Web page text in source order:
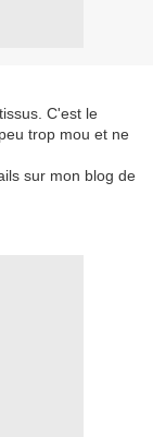
C'est le
trop mou et ne
sur mon blog de